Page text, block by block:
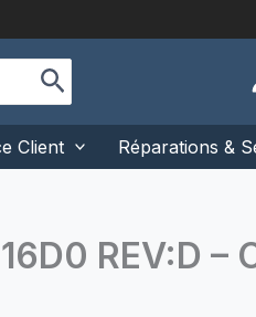
Client Réparations &
REV:D –